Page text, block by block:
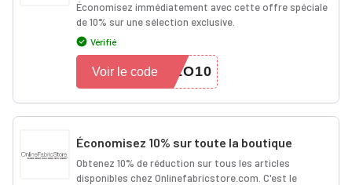
Économisez immédiatement avec cette offre spéciale
de 10% sur une sélection exclusive.
Vérifié
LO10
Voir le code
Économisez 10% sur toute la boutique
Obtenez 10% de réduction sur tous les articles
disponibles chez Onlinefabricstore.com. C'est le